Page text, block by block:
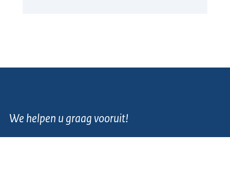
We helpen u graag vooruit!